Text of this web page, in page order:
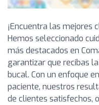
¡Encuentra las mejores
Hemos seleccionado
más destacados en
garantizar que recibas
bucal. Con un enfoque
paciente, nuestros
de clientes satisfechos,